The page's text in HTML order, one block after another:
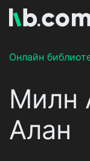
Онлайн
Милн
Алан